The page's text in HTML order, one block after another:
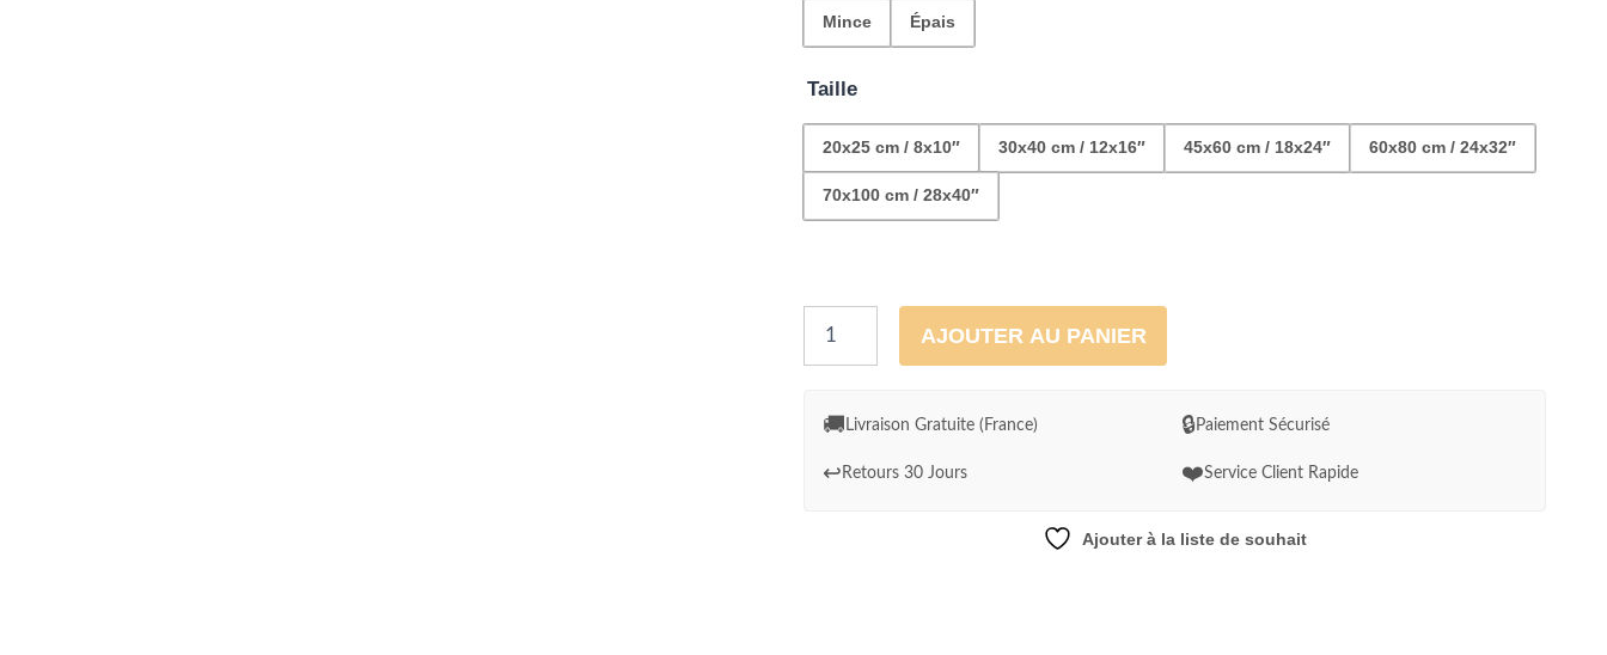
Mince Épais
Taille
20x25 cm / 8x10″ 30x40 cm / 12x16″ 45x60 cm / 18x24″ 60x80 cm / 24x32″
70x100 cm / 28x40″
Nu
Matisse
AJOUTER AU PANIER
🚚 Livraison Gratuite (France) 🔒Paiement Sécurisé
↩️ Retours 30 Jours ❤️Service Client Rapide
Ajouter à la liste de souhait